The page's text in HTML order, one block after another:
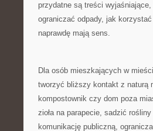
przydatne są treści
ograniczać odpady, jak
naprawdę mają sens.
Dla osób mieszkających w
tworzyć bliższy kontakt z naturą
kompostownik czy dom poza
zioła na parapecie, sadzić
komunikację publiczną,